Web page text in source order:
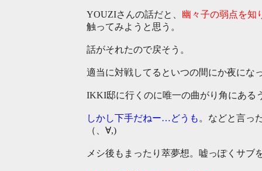
YOUZIさんの話だと、 幽々子の弱点を知
触ってみようと思う。
話がそれたので戻そう。
適当に対戦してるといつの間にか夜にな
IKKI邸に行くのに唯一の曲がり角にある
しかし下手だねー…どうも 。などと言っ
（、∀,)
メシ後もまったり萃夢想。嘘っぽくサブ